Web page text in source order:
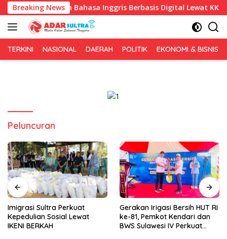
Langsung
ke
konten
Breaking NewsBahasa Inggris Berbasis Digital Lewat KKN
TERKINI NASIONAL DAERAH POLITIK EKONOMI & BISNIS
Peluncuran
Imigrasi Sultra Perkuat
Kepedulian Sosial Lewat
IKENI BERKAH
Gerakan Irigasi Bersih HUT RI
ke-81, Pemkot Kendari dan
BWS Sulawesi IV Perkuat